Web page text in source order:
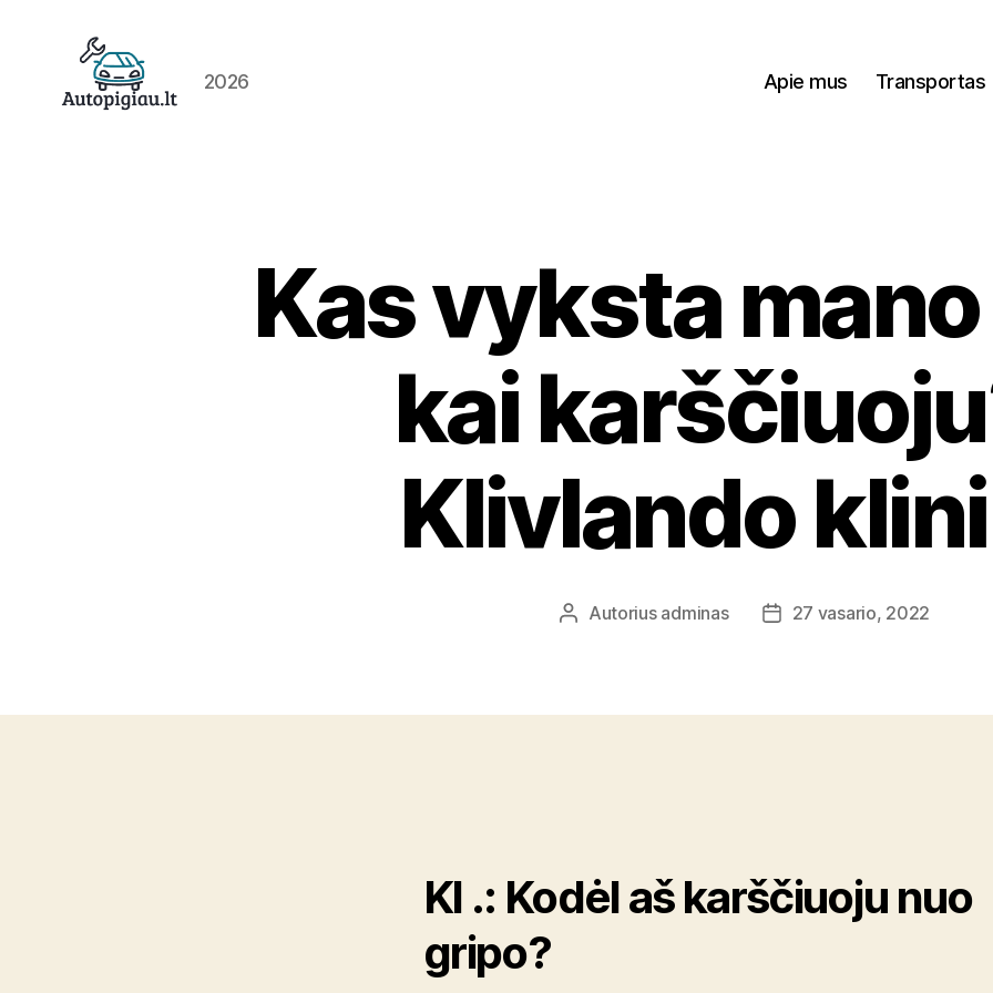
2026 Apie mus Transportas
Kas vyksta
kai
Klivlando
ĮrašoAutorius adminas
Įrašo27 vasario, 2022
Kl .: Kodėl aš karščiuoju nuo
gripo?